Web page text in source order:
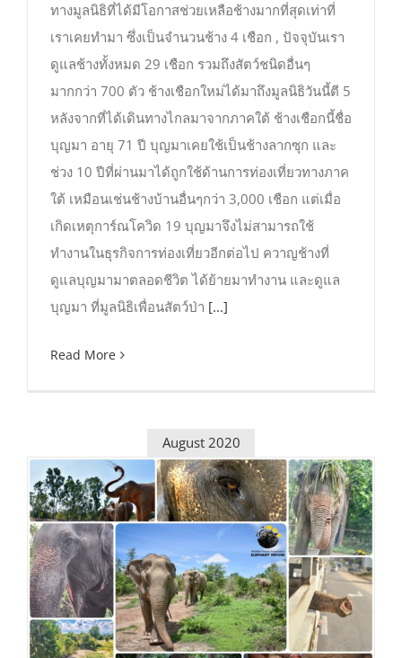
ทางมูลนิธิที่ได้มีโอกาสช่วยเหลือช้างมากที่สุดเท่าที่
เราเคยทำมา ซึ่งเป็นจำนวนช้าง 4 เชือก , ปัจจุบันเรา
ดูแลช้างทั้งหมด 29 เชือก รวมถึงสัตว์ชนิดอื่นๆ
มากกว่า 700 ตัว ช้างเชือกใหม่ได้มาถึงมูลนิธิวันนี้ตี 5
หลังจากที่ได้เดินทางไกลมาจากภาคใต้ ช้างเชือกนี้ชื่อ
บุญมา อายุ 71 ปี บุญมาเคยใช้เป็นช้างลากซุก และ
ช่วง 10 ปีที่ผ่านมาได้ถูกใช้ด้านการท่องเที่ยวทางภาค
ใต้ เหมือนเช่นช้างบ้านอื่นๆกว่า 3,000 เชือก แต่เมื่อ
เกิดเหตุการ์ณโควิด 19 บุญมาจึงไม่สามารถใช้
ทำงานในธุรกิจการท่องเที่ยวอีกต่อไป ควาญช้างที่
ดูแลบุญมามาตลอดชีวิต ได้ย้ายมาทำงาน และดูแล
บุญมา ที่มูลนิธิเพื่อนสัตว์ป่า [...]
Read More
August 2020